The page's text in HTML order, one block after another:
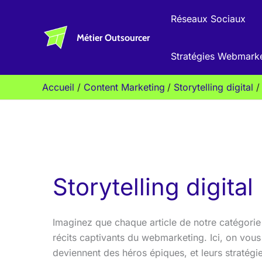
Métier Outsourcer
Réseaux Sociaux
Stratégies
Accueil Content Marketing Storytelling digital
Storytelling digital
Imaginez que chaque article de notre
récits captivants du webmarketing. Ici, on
deviennent des héros épiques, et leurs